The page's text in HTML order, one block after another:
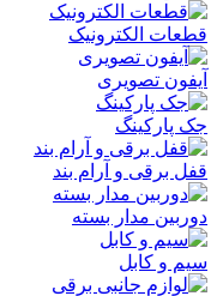
قطعات الکترونیک
آیفون تصویری
جک پارکینگ
قفل برقی و آرام بند
دوربین مدار بسته
سیم و کابل